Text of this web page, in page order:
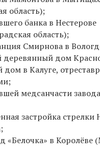
область);
банка в Нестерове
область);
Смирнова в
деревянный дом
дом в Калуге,
медсанчасти
застройка стрелки
«Белочка» в Королёве